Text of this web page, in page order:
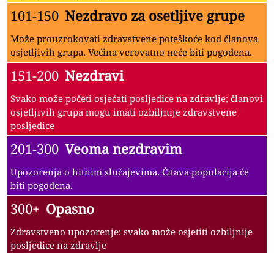
101-150 Nezdravo za osetljive grupe
Može prouzrokovati zdravstvene poteškoće kod članova
osjetljivih grupa. Većina verovatno neće biti pogođena.
151-200 Nezdravi
Svako može početi osjećati posljedice na zdravlje; članovi
osjetljivih grupa mogu imati ozbiljnije zdravstvene
posljedice
201-300 Veoma nezdravim
Upozorenja o hitnim slučajevima. Čitava populacija će
biti pogođena.
300+ Opasno
Zdravstveno upozorenje: svako može osjetiti ozbiljnije
posljedice na zdravlje